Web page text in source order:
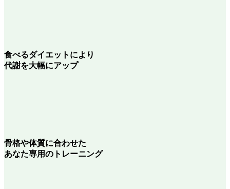
食べるダイエット により
代謝を大幅にアップ
骨格や体質に合わせた
あなた専用のトレーニング